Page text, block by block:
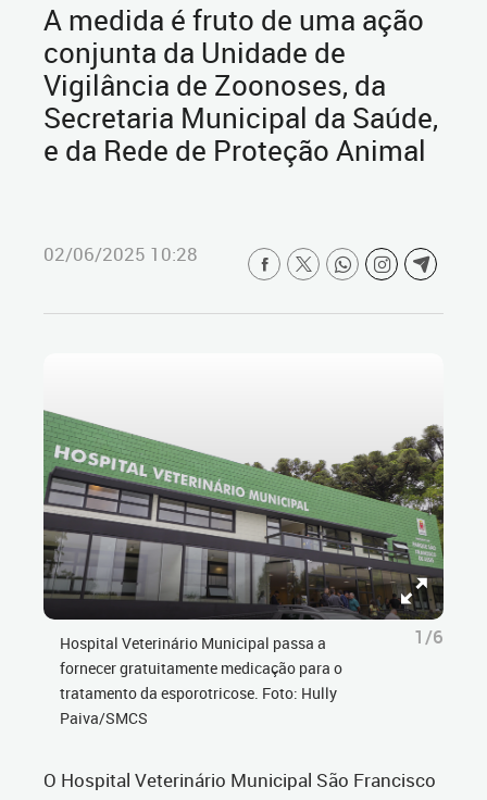
A medida é fruto de uma ação
conjunta da Unidade de
Vigilância de Zoonoses, da
Secretaria Municipal da Saúde,
e da Rede de Proteção Animal
02/06/2025 10:28
Hospital Veterinário Municipal passa a
fornecer gratuitamente medicação para o
tratamento da esporotricose. Foto: Hully
Paiva/SMCS
1/6
O Hospital Veterinário Municipal São Francisco